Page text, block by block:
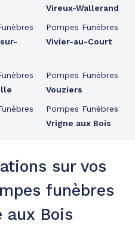
Vireux-Wallerand
Pompes Funèbres
Vivier-au-Court
Pompes Funèbres
Vouziers
Pompes Funèbres
Vrigne aux Bois
sur vos
funèbres
aux Bois